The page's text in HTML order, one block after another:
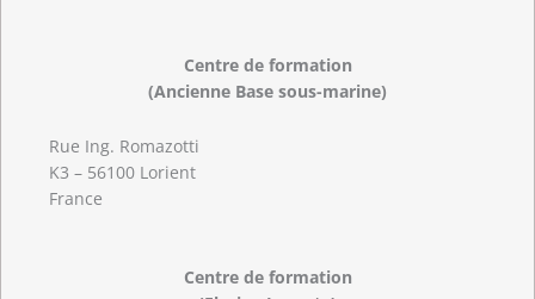
Centre de formation
(Ancienne Base sous-marine)
Rue Ing. Romazotti
K3 – 56100 Lorient
France
Centre de formation